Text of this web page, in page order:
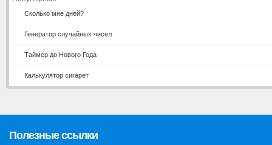
Сколько мне дней?
Генератор случайных чисел
Таймер до Нового Года
Калькулятор сигарет
Полезные ссылки